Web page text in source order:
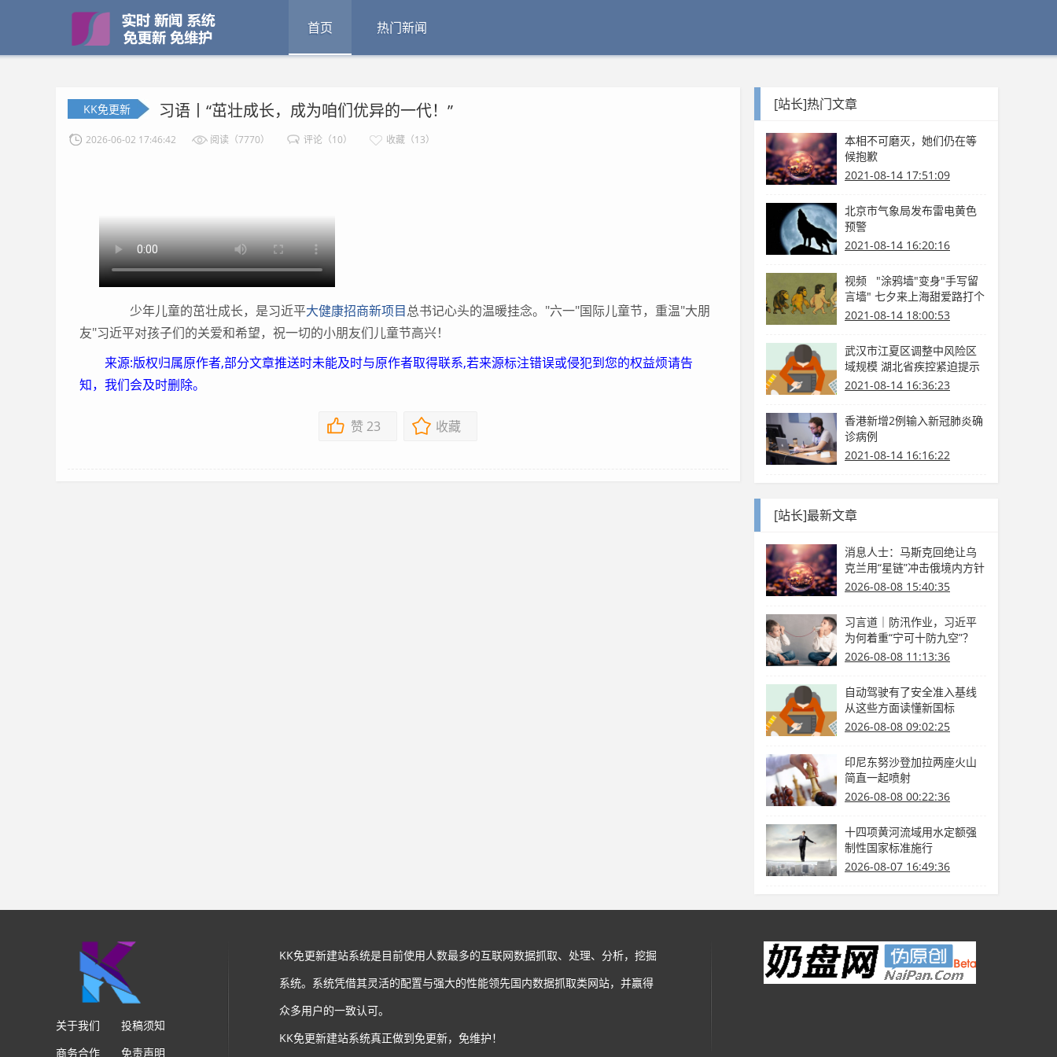
首页 热门新闻
KK免更新 习语丨“茁壮成长，成为咱们优异的一代！”
2026-06-02 17:46:42 阅读（7770） 评论（10） 收藏（13）
少年儿童的茁壮成长，是习近平大健康招商新项目总书记心头的温暖挂念。"六一"国际儿童节，重温"大朋
友"习近平对孩子们的关爱和希望，祝一切的小朋友们儿童节高兴！
来源:版权归属原作者,部分文章推送时未能及时与原作者取得联系,若来源标注错误或侵犯到您的权益烦请告
知，我们会及时删除。
赞 23 收藏
[站长]热门文章
本相不可磨灭，她们仍在等
候抱歉
2021-08-14 17:51:09
北京市气象局发布雷电黄色
预警
2021-08-14 16:20:16
视频 "涂鸦墙"变身"手写留
言墙" 七夕来上海甜爱路打个
卡吧
2021-08-14 18:00:53
武汉市江夏区调整中风险区
域规模 湖北省疾控紧迫提示
2021-08-14 16:36:23
香港新增2例输入新冠肺炎确
诊病例
2021-08-14 16:16:22
[站长]最新文章
消息人士：马斯克回绝让乌
克兰用“星链”冲击俄境内方针
2026-08-08 15:40:35
习言道｜防汛作业，习近平
为何着重“宁可十防九空”？
2026-08-08 11:13:36
自动驾驶有了安全准入基线
从这些方面读懂新国标
2026-08-08 09:02:25
印尼东努沙登加拉两座火山
简直一起喷射
2026-08-08 00:22:36
十四项黄河流域用水定额强
制性国家标准施行
2026-08-07 16:49:36
关于我们
投稿须知
商务合作
免责声明
KK免更新建站系统是目前使用人数最多的互联网数据抓取、处理、分析，挖掘
系统。系统凭借其灵活的配置与强大的性能领先国内数据抓取类网站，并赢得
众多用户的一致认可。
KK免更新建站系统真正做到免更新，免维护！